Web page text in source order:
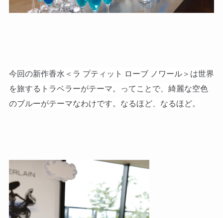
今回の新作香水＜ラ プティット ローブ ノワール＞は世界
を旅するトラベラーがテーマ。ってことで、綺麗な空色
のブルーがテーマなわけです。なるほど、なるほど。